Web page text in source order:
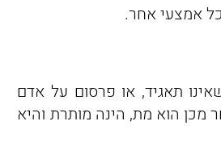
אמצעי אחר.
תאגיד, או פרסום על אדם
הוא מת, הינה מותרת והיא